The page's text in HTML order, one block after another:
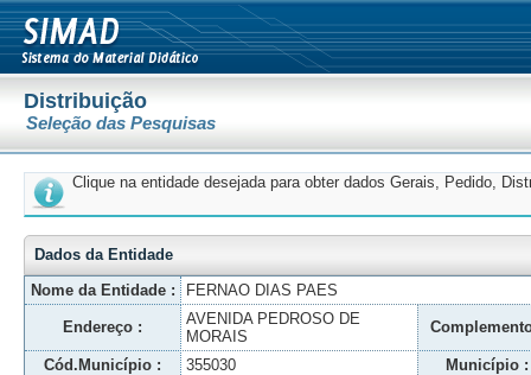
Distribuição
Seleção das Pesquisas
Clique na entidade desejada para obter dados Gerais, Pedido,
Dados da Entidade
Nome da Entidade :
FERNAO DIAS PAES
Endereço :
AVENIDA PEDROSO DE
MORAIS
Cód.Município : 355030 Município :